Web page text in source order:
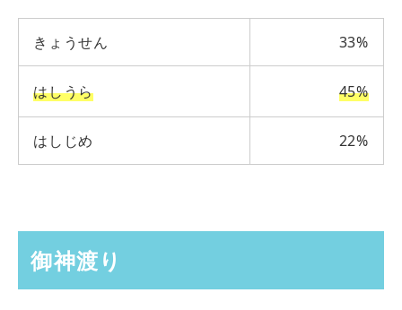
きょうせん 33%
はしうら 45%
はしじめ 22%
御神渡り